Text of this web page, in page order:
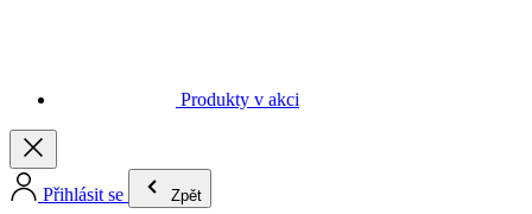
Produkty v akci
Přihlásit se Zpět